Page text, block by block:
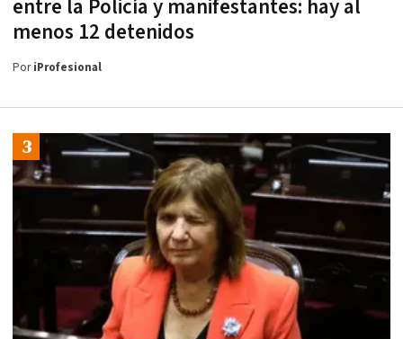
entre la Policía y manifestantes: hay al
menos 12 detenidos
PoriProfesional